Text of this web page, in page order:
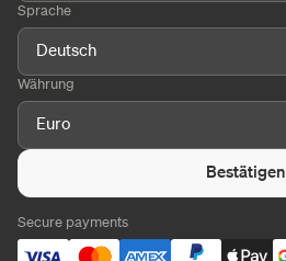
Sprache
Deutsch
Währung
Euro
Bestätigen
Secure payments